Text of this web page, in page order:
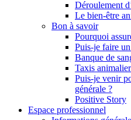
Déroulement
Le bien-être
Bon à savoir
Pourquoi
Puis-je faire
Banque de
Taxis
Puis-je venir
générale ?
Positive Story
Espace professionnel